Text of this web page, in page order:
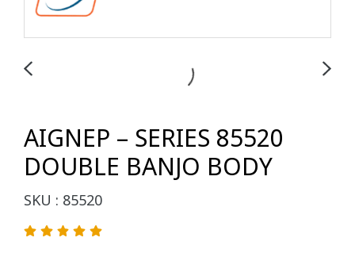
AIGNEP – SERIES 85520
DOUBLE BANJO BODY
SKU : 85520